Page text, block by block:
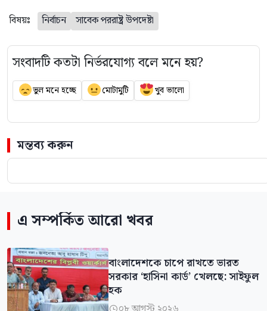
বিষয়ঃ নির্বাচন সাবেক পররাষ্ট্র উপদেষ্টা
সংবাদটি কতটা নির্ভরযোগ্য বলে মনে হয়?
ভুল মনে হচ্ছে মোটামুটি খুব ভালো
মন্তব্য করুন
এ সম্পর্কিত আরো খবর
বাংলাদেশকে চাপে রাখতে ভারত
সরকার ‘হাসিনা কার্ড’ খেলছে: সাইফুল
হক
